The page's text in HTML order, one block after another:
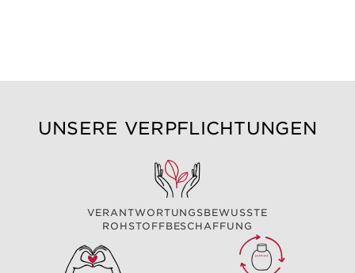
UNSERE VERPFLICHTUNGEN
VERANTWORTUNGSBEWUSSTE
ROHSTOFFBESCHAFFUNG